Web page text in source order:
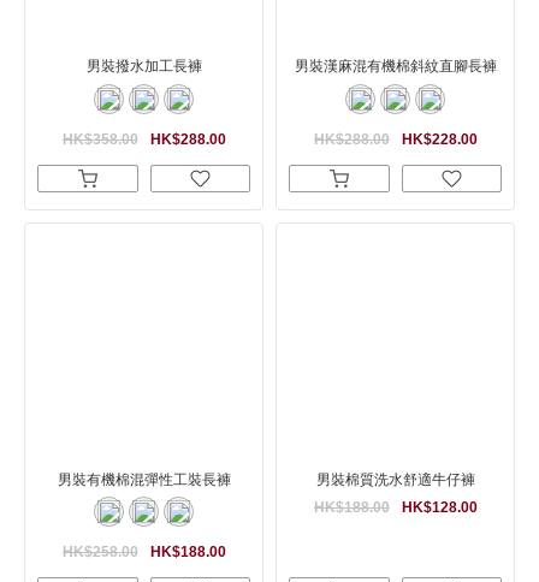
男裝撥水加工長褲
HK$288.00
HK$358.00
男裝漢麻混有機棉斜紋直腳長褲
HK$228.00
HK$288.00
男裝有機棉混彈性工裝長褲
HK$188.00
HK$258.00
男裝棉質洗水舒適牛仔褲
HK$128.00
HK$188.00